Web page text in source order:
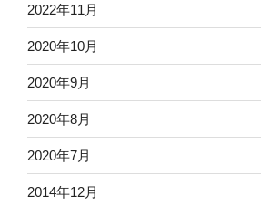
2022年11月
2020年10月
2020年9月
2020年8月
2020年7月
2014年12月